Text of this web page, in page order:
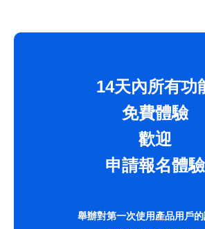
14天內所有功
免費體驗
歡迎
申請報名體驗
舉辦對第一次使用產品用戶